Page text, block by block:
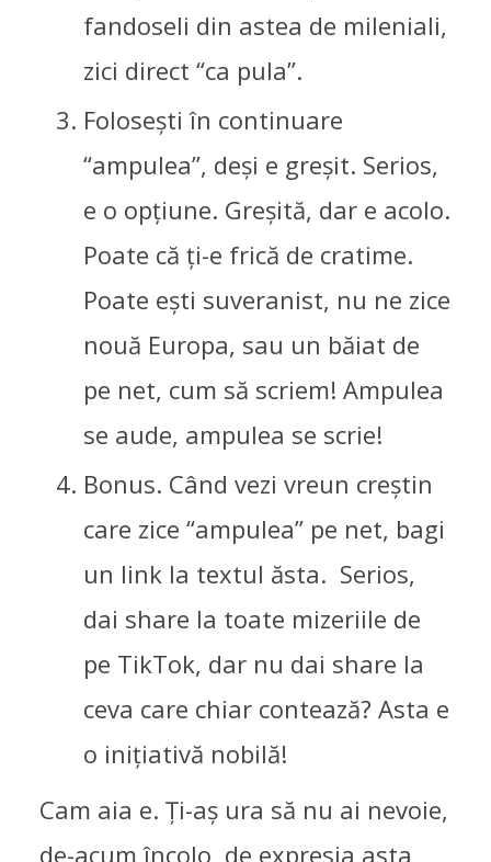
fandoseli din astea de mileniali,
zici direct “ca pula”.
Folosești în continuare
“ampulea”, deși e greșit. Serios,
e o opțiune. Greșită, dar e acolo.
Poate că ți-e frică de cratime.
Poate ești suveranist, nu ne zice
nouă Europa, sau un băiat de
pe net, cum să scriem! Ampulea
se aude, ampulea se scrie!
Bonus. Când vezi vreun creștin
care zice “ampulea” pe net, bagi
un link la textul ăsta. Serios,
dai share la toate mizeriile de
pe TikTok, dar nu dai share la
ceva care chiar contează? Asta e
o inițiativă nobilă!
Cam aia e. Ți-aș ura să nu ai nevoie,
de-acum încolo, de expresia asta,